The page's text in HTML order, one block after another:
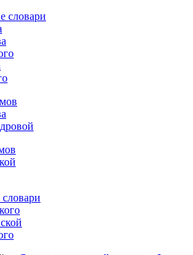
словари